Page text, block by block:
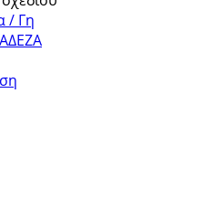
/ Γη